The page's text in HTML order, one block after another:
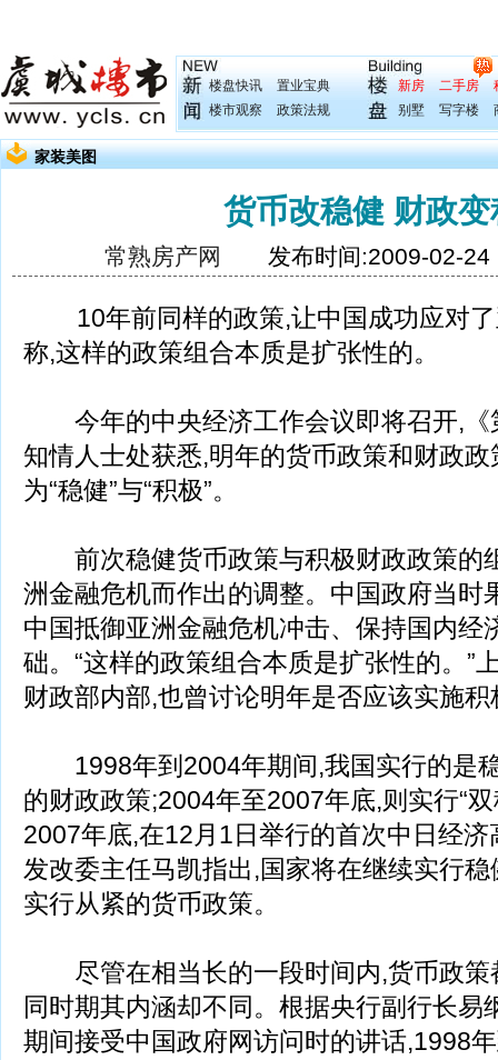
楼盘快讯
置业宝典
楼市观察
政策法规
新房 二手房
别墅
写字楼
家装美图
货币改稳健 财政变
常熟房产网 发布时间:2009-02-
10年前同样的政策,让中国成功应对了
称,这样的政策组合本质是扩张性的。
今年的中央经济工作会议即将召开,《
知情人士处获悉,明年的货币政策和财政
为“稳健”与“积极”。
前次稳健货币政策与积极财政政策的
洲金融危机而作出的调整。中国政府当时
中国抵御亚洲金融危机冲击、保持国内经
础。“这样的政策组合本质是扩张性的。”
财政部内部,也曾讨论明年是否应该实施
1998年到2004年期间,我国实行的是
的财政政策;2004年至2007年底,则实行“
2007年底,在12月1日举行的首次中日经
发改委主任马凯指出,国家将在继续实行
实行从紧的货币政策。
尽管在相当长的一段时间内,货币政策
同时期其内涵却不同。根据央行副行长易
期间接受中国政府网访问时的讲话,1998